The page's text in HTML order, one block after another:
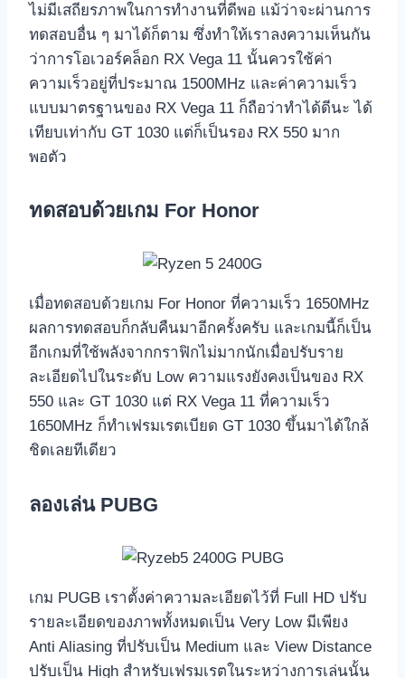
ไม่มีเสถียรภาพในการทำงานที่ดีพอ แม้ว่าจะผ่านการ
ทดสอบอื่น ๆ มาได้ก็ตาม ซึ่งทำให้เราลงความเห็นกัน
ว่าการโอเวอร์คล็อก RX Vega 11 นั้นควรใช้ค่า
ความเร็วอยู่ที่ประมาณ 1500MHz และค่าความเร็ว
แบบมาตรฐานของ RX Vega 11 ก็ถือว่าทำได้ดีนะ ได้
เทียบเท่ากับ GT 1030 แต่ก็เป็นรอง RX 550 มาก
พอตัว
ทดสอบด้วยเกม For Honor
เมื่อทดสอบด้วยเกม For Honor ที่ความเร็ว 1650MHz
ผลการทดสอบก็กลับคืนมาอีกครั้งครับ และเกมนี้ก็เป็น
อีกเกมที่ใช้พลังจากกราฟิกไม่มากนักเมื่อปรับราย
ละเอียดไปในระดับ Low ความแรงยังคงเป็นของ RX
550 และ GT 1030 แต่ RX Vega 11 ที่ความเร็ว
1650MHz ก็ทำเฟรมเรตเบียด GT 1030 ขึ้นมาได้ใกล้
ชิดเลยทีเดียว
ลองเล่น PUBG
เกม PUGB เราตั้งค่าความละเอียดไว้ที่ Full HD ปรับ
รายละเอียดของภาพทั้งหมดเป็น Very Low มีเพียง
Anti Aliasing ที่ปรับเป็น Medium และ View Distance
ปรับเป็น High สำหรับเฟรมเรตในระหว่างการเล่นนั้น